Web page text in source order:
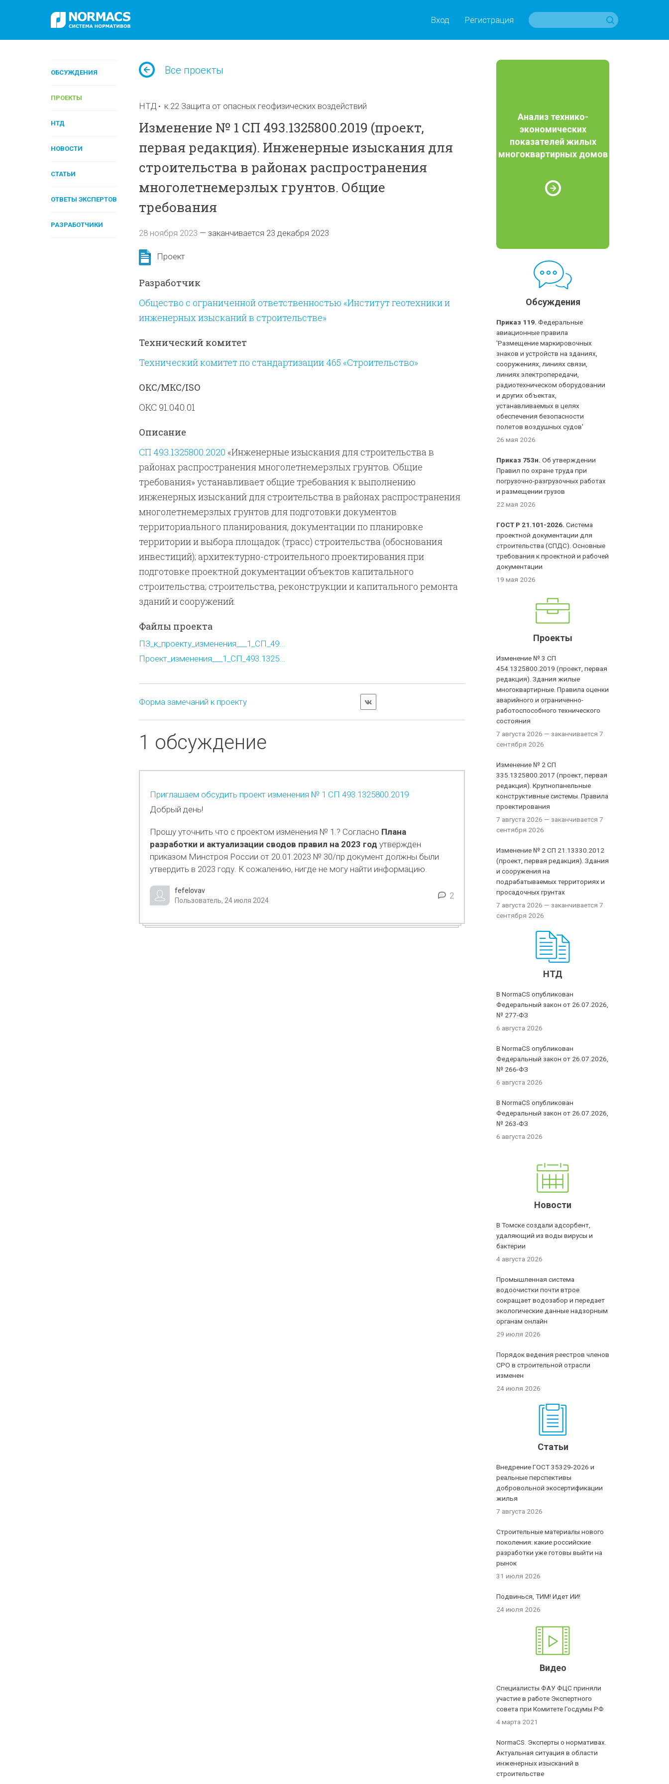
Вход Регистрация
ОБСУЖДЕНИЯ
ПРОЕКТЫ
НТД
НОВОСТИ
СТАТЬИ
ОТВЕТЫ ЭКСПЕРТОВ
РАЗРАБОТЧИКИ
Все проекты
НТД к.22 Защита от опасных геофизических воздействий
Изменение № 1 СП 493.1325800.2019 (проект,
первая редакция). Инженерные изыскания для
строительства в районах распространения
многолетнемерзлых грунтов. Общие
требования
28 ноября 2023 — заканчивается 23 декабря 2023
Проект
Разработчик
Общество с ограниченной ответственностью «Институт геотехники и
инженерных изысканий в строительстве»
Технический комитет
Технический комитет по стандартизации 465 «Строительство»
ОКС/МКС/ISO
ОКС 91.040.01
Описание
СП 493.1325800.2020 «Инженерные изыскания для строительства в
районах распространения многолетнемерзлых грунтов. Общие
требования» устанавливает общие требования к выполнению
инженерных изысканий для строительства в районах распространения
многолетнемерзлых грунтов для подготовки документов
территориального планирования, документации по планировке
территории и выбора площадок (трасс) строительства (обоснования
инвестиций); архитектурно-строительного проектирования при
подготовке проектной документации объектов капитального
строительства; строительства, реконструкции и капитального ремонта
зданий и сооружений.
Файлы проекта
ПЗ_к_проекту_изменения___1_СП_49...
Проект_изменения___1_СП_493.1325...
Форма замечаний к проекту
1 обсуждение
Приглашаем обсудить проект изменения № 1 СП 493.1325800.2019
Добрый день!
Прошу уточнить что с проектом изменения № 1.? Согласно Плана
разработки и актуализации сводов правил на 2023 год утвержден
приказом Минстроя России от 20.01.2023 № 30/пр документ должны были
утвердить в 2023 году. К сожалению, нигде не могу найти информацию.
fefelovav
Пользователь, 24 июля 2024
2
Анализ технико-
экономических
показателей жилых
многоквартирных домов
Обсуждения
Приказ 119. Федеральные
авиационные правила
'Размещение маркировочных
знаков и устройств на зданиях,
сооружениях, линиях связи,
линиях электропередачи,
радиотехническом оборудовании
и других объектах,
устанавливаемых в целях
обеспечения безопасности
полетов воздушных судов'
26 мая 2026
Приказ 753н. Об утверждении
Правил по охране труда при
погрузочно-разгрузочных работах
и размещении грузов
22 мая 2026
ГОСТ Р 21.101-2026. Система
проектной документации для
строительства (СПДС). Основные
требования к проектной и рабочей
документации
19 мая 2026
Проекты
Изменение № 3 СП
454.1325800.2019 (проект, первая
редакция). Здания жилые
многоквартирные. Правила оценки
аварийного и ограниченно-
работоспособного технического
состояния
7 августа 2026 — заканчивается 7
сентября 2026
Изменение № 2 СП
335.1325800.2017 (проект, первая
редакция). Крупнопанельные
конструктивные системы. Правила
проектирования
7 августа 2026 — заканчивается 7
сентября 2026
Изменение № 2 СП 21.13330.2012
(проект, первая редакция). Здания
и сооружения на
подрабатываемых территориях и
просадочных грунтах
7 августа 2026 — заканчивается 7
сентября 2026
НТД
В NormaCS опубликован
Федеральный закон от 26.07.2026,
№ 277-ФЗ
6 августа 2026
В NormaCS опубликован
Федеральный закон от 26.07.2026,
№ 266-ФЗ
6 августа 2026
В NormaCS опубликован
Федеральный закон от 26.07.2026,
№ 263-ФЗ
6 августа 2026
Новости
В Томске создали адсорбент,
удаляющий из воды вирусы и
бактерии
4 августа 2026
Промышленная система
водоочистки почти втрое
сокращает водозабор и передает
экологические данные надзорным
органам онлайн
29 июля 2026
Порядок ведения реестров членов
СРО в строительной отрасли
изменен
24 июля 2026
Статьи
Внедрение ГОСТ 35329-2026 и
реальные перспективы
добровольной экосертификации
жилья
7 августа 2026
Строительные материалы нового
поколения: какие российские
разработки уже готовы выйти на
рынок
31 июля 2026
Подвинься, ТИМ! Идет ИИ!
24 июля 2026
Видео
Специалисты ФАУ ФЦС приняли
участие в работе Экспертного
совета при Комитете Госдумы РФ
4 марта 2021
NormaCS. Эксперты о нормативах.
Актуальная ситуация в области
инженерных изысканий в
строительстве